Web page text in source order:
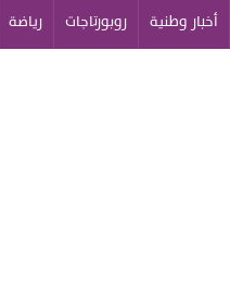
أخبار وطنية روبورتاجات رياضة